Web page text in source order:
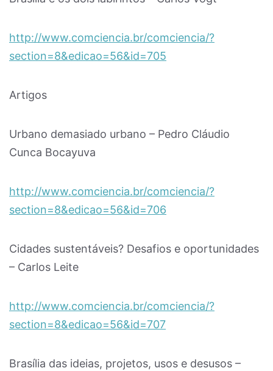
http://www.comciencia.br/comciencia/?
section=8&edicao=56&id=705
Artigos
Urbano demasiado urbano – Pedro Cláudio
Cunca Bocayuva
http://www.comciencia.br/comciencia/?
section=8&edicao=56&id=706
Cidades sustentáveis? Desafios e oportunidades
– Carlos Leite
http://www.comciencia.br/comciencia/?
section=8&edicao=56&id=707
Brasília das ideias, projetos, usos e desusos –